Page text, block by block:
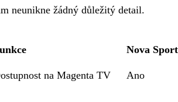
neunikne žádný důležitý detail.
Nova
na Magenta TV Ano